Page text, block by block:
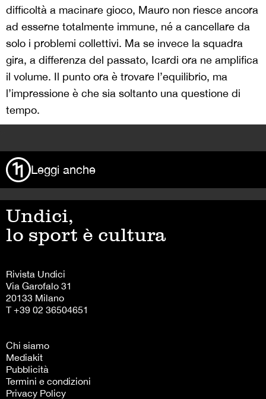
difficoltà a macinare gioco, Mauro non riesce ancora
ad esserne totalmente immune, né a cancellare da
solo i problemi collettivi. Ma se invece la squadra
gira, a differenza del passato, Icardi ora ne amplifica
il volume. Il punto ora è trovare l’equilibrio, ma
l’impressione è che sia soltanto una questione di
tempo.
Leggi anche
Undici,
lo sport è cultura
Rivista Undici
Via Garofalo 31
20133 Milano
T +39 02 36504651
Chi siamo
Mediakit
Pubblicità
Termini e condizioni
Privacy Policy